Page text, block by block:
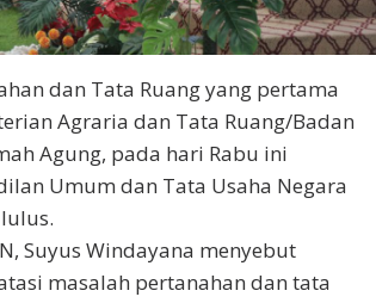
dan Tata Ruang yang pertama
Agraria dan Tata Ruang/Badan
Agung, pada hari Rabu ini
Umum dan Tata Usaha Negara
Suyus Windayana menyebut
masalah pertanahan dan tata